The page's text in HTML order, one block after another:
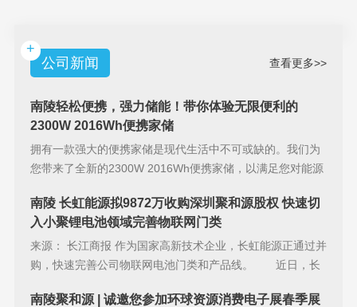
+
公司新闻
查看更多>>
南陵轻松便携，强力储能！带你体验无限便利的
2300W 2016Wh便携家储
拥有一款强大的便携家储是现代生活中不可或缺的。我们为
您带来了全新的2300W 2016Wh便携家储，以满足您对能源
南陵 长虹能源拟9872万收购深圳聚和源股权 快速切
入小聚锂电池领域完善物联网门类
来源： 长江商报 作为国家高新技术企业，长虹能源正通过并
购，快速完善公司物联网电池门类和产品线。 近日，长
南陵聚和源 | 诚邀您参加环球资源消费电子展春季展